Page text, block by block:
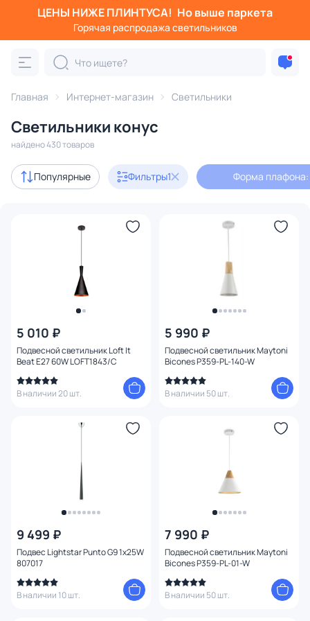
ЦЕНЫ НИЖЕ ПЛИНТУСА! Но выше паркета
Горячая распродажа светильников
Главная Интернет-магазин Светильники
Светильники конус
найдено 430 товаров
Популярные Фильтры1 Форма плафона:
5 010 ₽
Подвесной светильник Loft It
Beat E27 60W LOFT1843/C
В наличии 20 шт.
5 990 ₽
Подвесной светильник Maytoni
Bicones P359-PL-140-W
В наличии 50 шт.
9 499 ₽
Подвес Lightstar Punto G9 1х25W
807017
В наличии 10 шт.
7 990 ₽
Подвесной светильник Maytoni
Bicones P359-PL-01-W
В наличии 50 шт.
Фильтры
Категория:
Люстры Подвесные светильники
Акции 41
304
Цвет
Тип помещения
Форма
Форма плафона